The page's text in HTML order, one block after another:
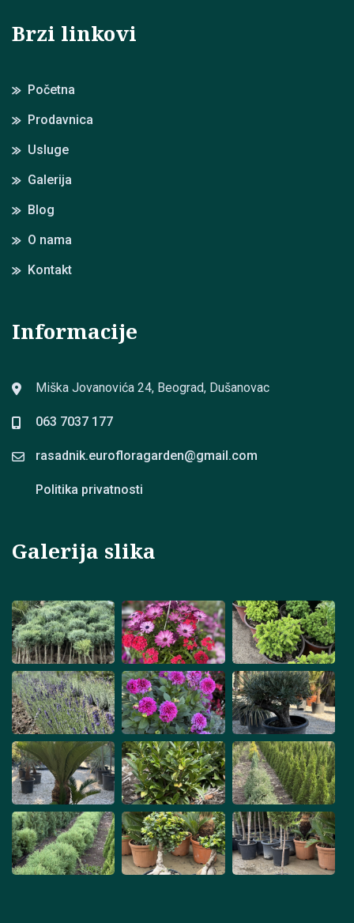
Brzi linkovi
Početna
Prodavnica
Usluge
Galerija
Blog
O nama
Kontakt
Informacije
Miška Jovanovića 24, Beograd, Dušanovac
063 7037 177
rasadnik.eurofloragarden@gmail.com
Politika privatnosti
Galerija slika